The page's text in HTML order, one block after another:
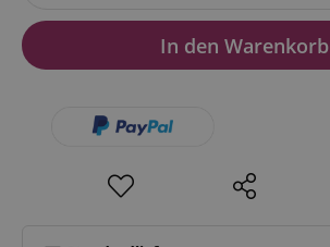
In den Warenkorb